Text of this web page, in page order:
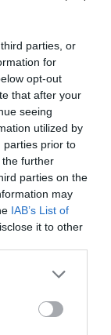
parties, or
for
opt-out
that after your
seeing
utilized by
parties prior to
further
parties on the
may
IAB’s List of
it to other
- 11 h 08 min
RÉPONDRE